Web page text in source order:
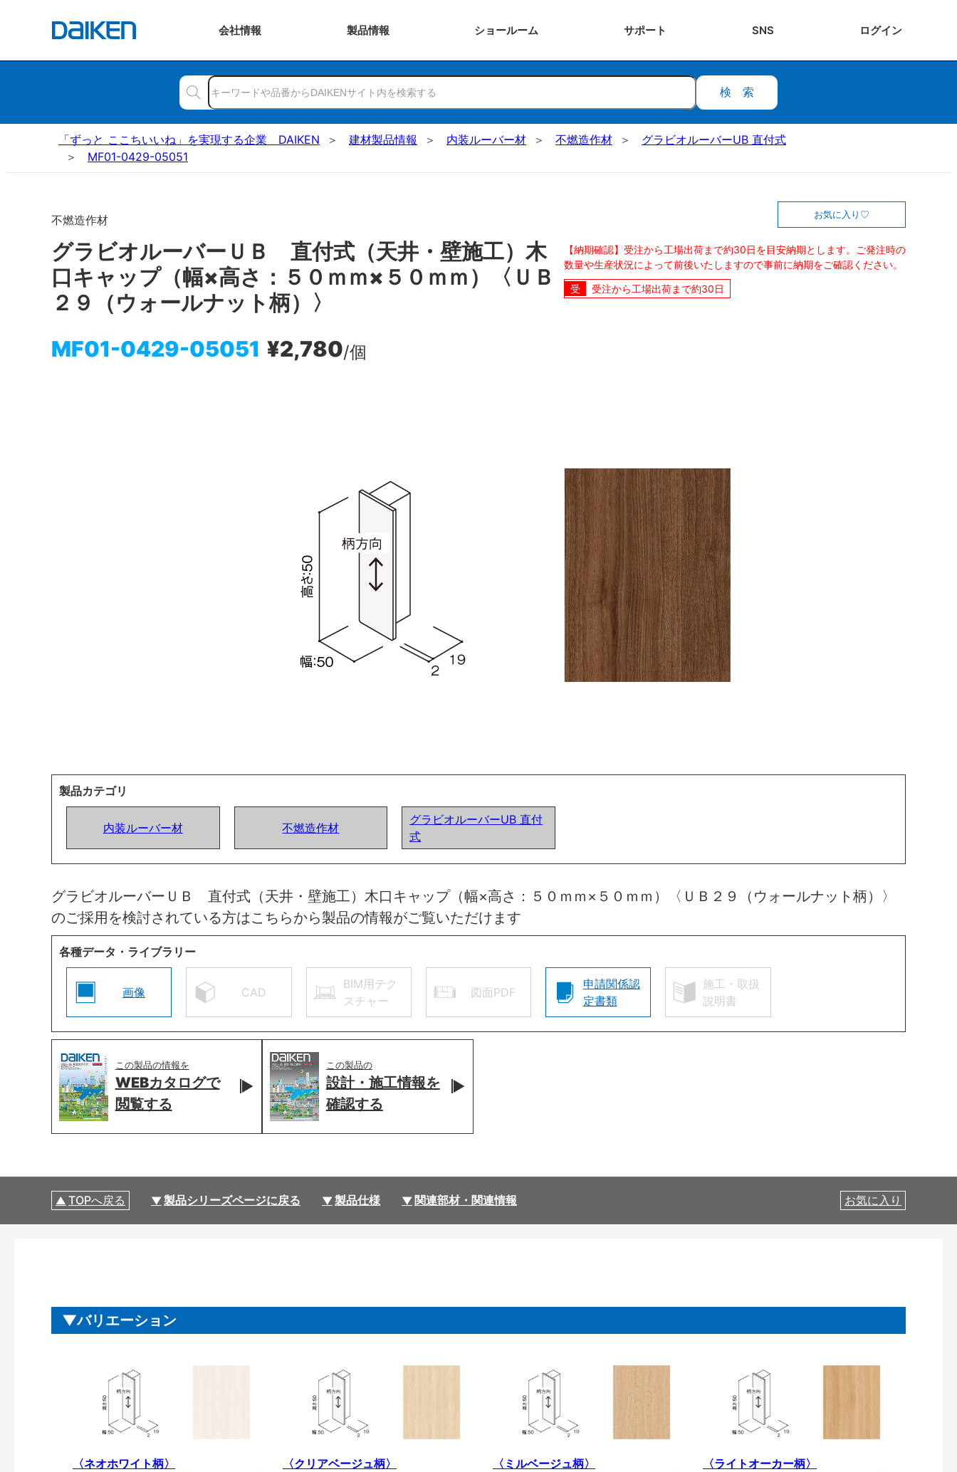
会社情報 製品情報 ショールーム サポート SNS ログイン
検索
「ずっと ここちいいね」を実現する企業 DAIKEN 建材製品情報 内装ルーバー材 不燃造作材
グラビオルーバーUB 直付式
MF01-0429-05051
不燃造作材
グラビオルーバーＵＢ 直付式（天井・壁施工）木
口キャップ（幅×高さ：５０ｍｍ×５０ｍｍ）〈ＵＢ
２９（ウォールナット柄）〉
MF01-0429-05051 ¥2,780/個
お気に入り
【納期確認】受注から工場出荷まで約30日を目安納期とします。ご発注時の
数量や生産状況によって前後いたしますので事前に納期をご確認ください。
受注から工場出荷まで約30日
製品カテゴリ
内装ルーバー材 不燃造作材
グラビオルーバーUB 直付
式
グラビオルーバーＵＢ 直付式（天井・壁施工）木口キャップ（幅×高さ：５０ｍｍ×５０ｍｍ）〈ＵＢ２９（ウォールナット柄）〉
のご採用を検討されている方はこちらから製品の情報がご覧いただけます
各種データ・ライブラリー
画像 CAD
BIM用テク
スチャー
図面PDF
申請関係認
定書類
施工・取扱
説明書
この製品の情報を
WEBカタログで
閲覧する
この製品の
設計・施工情報を
確認する
TOPへ戻る 製品シリーズページに戻る 製品仕様 関連部材・関連情報 お気に入り
バリエーション
〈ネオホワイト柄〉
〈クリアベージュ柄〉
〈ミルベージュ柄〉
〈ライトオーカー柄〉